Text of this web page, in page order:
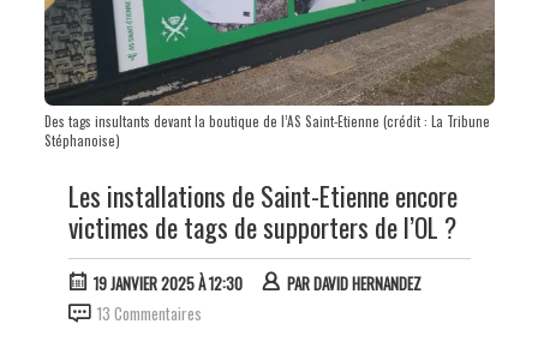
Des tags insultants devant la boutique de l’AS Saint-Etienne (crédit : La Tribune
Stéphanoise)
Les installations de Saint-Etienne encore
victimes de tags de supporters de l’OL ?
19 JANVIER 2025 À 12:30 PARDAVID HERNANDEZ
13 Commentaires